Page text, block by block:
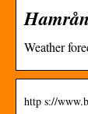
Weather
http s://